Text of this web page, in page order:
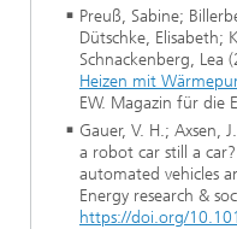
Preuß, Sabine;
Dütschke, Elisabeth;
Schnackenberg, Lea
Heizen mit
EW. Magazin für die
Gauer, V. H.; Axsen,
a robot car still a
automated vehicles
Energy research &
https://doi.org/